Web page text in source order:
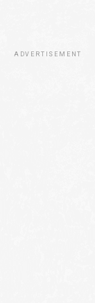
ADVERTISEMENT